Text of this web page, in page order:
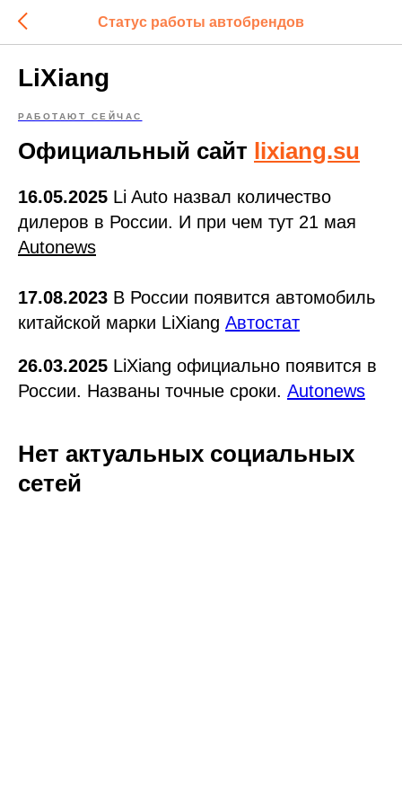
Статус работы автобрендов
LiXiang
РАБОТАЮТ СЕЙЧАС
Официальный сайт lixiang.su
16.05.2025 Li Auto назвал количество
дилеров в России. И при чем тут 21 мая
Autonews
17.08.2023 В России появится автомобиль
китайской марки LiXiang Автостат
26.03.2025 LiХiang официально появится в
России. Названы точные сроки. Autonews
Нет актуальных социальных
сетей